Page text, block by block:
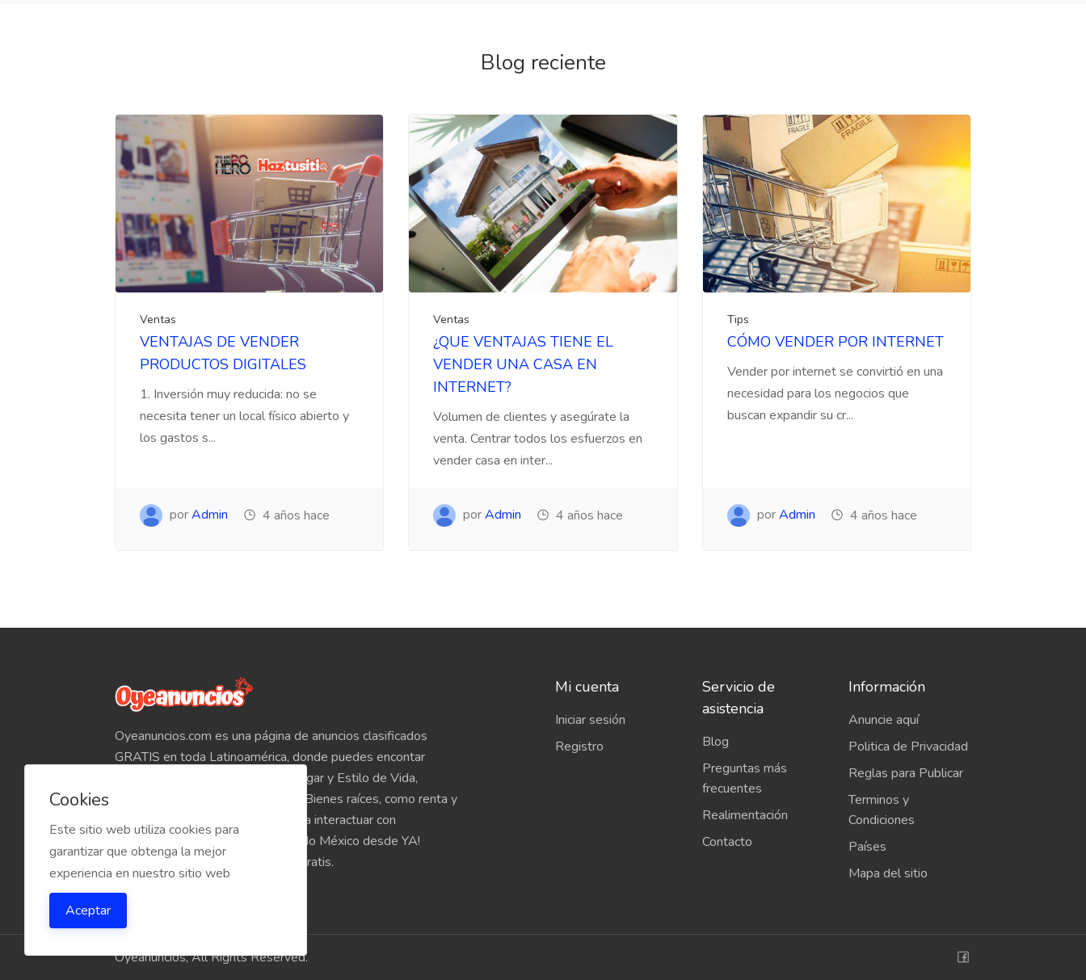
Blog reciente
Ventas
VENTAJAS DE VENDER
PRODUCTOS DIGITALES
1. Inversión muy reducida: no se
necesita tener un local físico abierto y
los gastos s...
porAdmin 4 años hace
Ventas
¿QUE VENTAJAS TIENE EL
VENDER UNA CASA EN
INTERNET?
Volumen de clientes y asegúrate la
venta. Centrar todos los esfuerzos en
vender casa en inter...
porAdmin 4 años hace
Tips
CÓMO VENDER POR INTERNET
Vender por internet se convirtió en una
necesidad para los negocios que
buscan expandir su cr...
porAdmin 4 años hace
Oyeanuncios.com es una página de anuncios clasificados
GRATIS en toda Latinoamérica, donde puedes encontar
Empleos, Autos, Motocicletas, Hogar y Estilo de Vida,
Teléfonos, Tabletas, Electrónicos, Bienes raíces, como renta y
venta de inmuebles, etc. Empieza a interactuar con
compradores y vendedores de todo México desde YA!
Oyeanuncios.com es totalmente Gratis.
Mi cuenta
Iniciar sesión
Registro
Servicio de
asistencia
Blog
Preguntas más
frecuentes
Realimentación
Contacto
Información
Anuncie aquí
Politica de Privacidad
Reglas para Publicar
Terminos y
Condiciones
Países
Mapa del sitio
Oyeanuncios, All Rights Reserved.
Cookies
Este sitio web utiliza cookies para
garantizar que obtenga la mejor
experiencia en nuestro sitio web
Aceptar